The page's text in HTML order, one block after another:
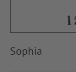
Sophia